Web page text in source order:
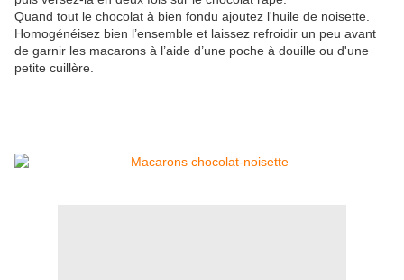
Quand tout le chocolat à bien fondu ajoutez l'huile de noisette.
Homogénéisez bien l’ensemble et laissez refroidir un peu avant
de garnir les macarons à l’aide d’une poche à douille ou d'une
petite cuillère.